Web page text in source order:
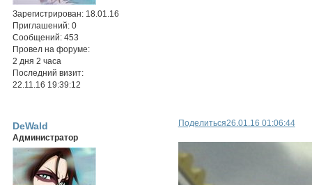
Зарегистрирован: 18.01.16
Приглашений: 0
Сообщений: 453
Провел на форуме:
2 дня 2 часа
Последний визит:
22.11.16 19:39:12
Поделиться26.01.16 01:06:44
DeWald
Администратор